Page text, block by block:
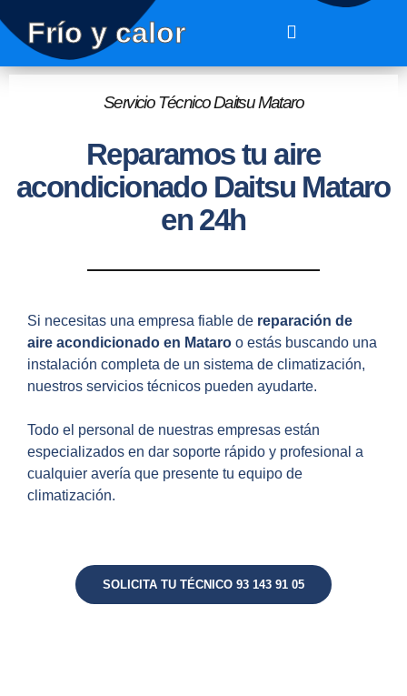
Frío y calor
Servicio Técnico Daitsu Mataro
Reparamos tu aire
acondicionado Daitsu Mataro
en 24h
Si necesitas una empresa fiable de reparación de
aire acondicionado en Mataro o estás buscando una
instalación completa de un sistema de climatización,
nuestros servicios técnicos pueden ayudarte.
Todo el personal de nuestras empresas están
especializados en dar soporte rápido y profesional a
cualquier avería que presente tu equipo de
climatización.
SOLICITA TU TÉCNICO 93 143 91 05